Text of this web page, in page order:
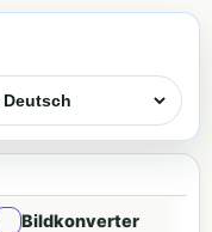
Bildkonverter